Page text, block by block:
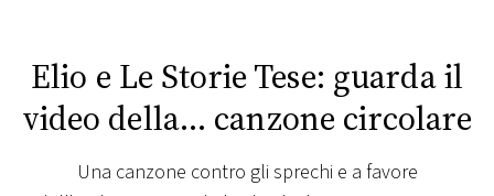
TV
PRINCIPATO
Elio e Le Storie Tese: guarda il
video della… canzone circolare
Una canzone contro gli sprechi e a favore